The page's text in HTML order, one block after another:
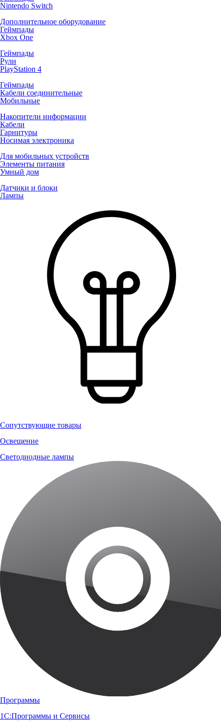
Nintendo Switch
Дополнительное оборудование
Геймпады
Xbox One
Геймпады
Рули
PlayStation 4
Геймпады
Кабели соединительные
Мобильные
Накопители информации
Кабели
Гарнитуры
Носимая электроника
Для мобильных устройств
Элементы питания
Умный дом
Датчики и блоки
Лампы
Сопутствующие товары
Освещение
Светодиодные лампы
Программы
1С:Программы и Сервисы